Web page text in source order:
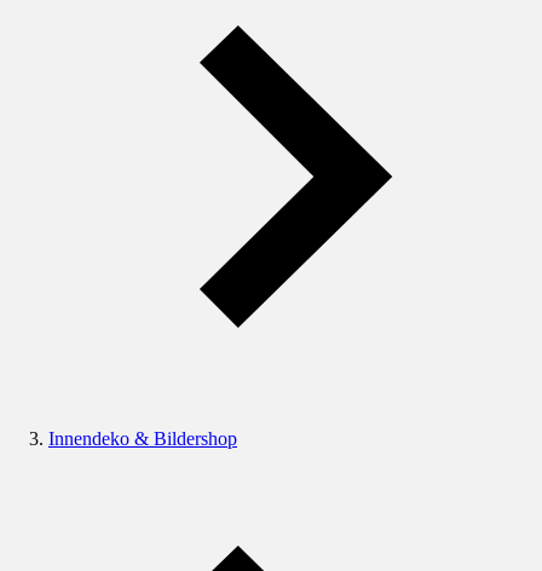
Innendeko & Bildershop